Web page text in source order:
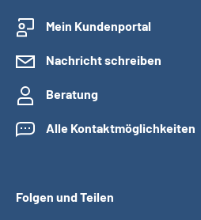
Mein Kundenportal
Nachricht schreiben
Beratung
Alle Kontaktmöglichkeiten
Folgen und Teilen